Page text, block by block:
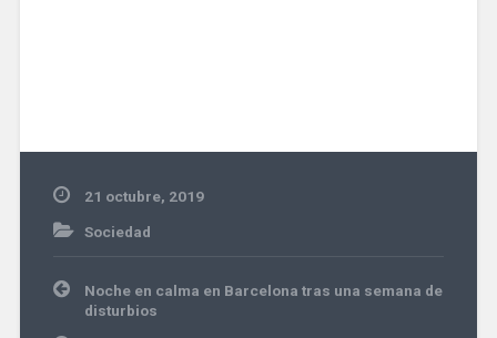
21 octubre, 2019
Sociedad
Navegación
de
entradas
Noche en calma en Barcelona tras una semana de
disturbios